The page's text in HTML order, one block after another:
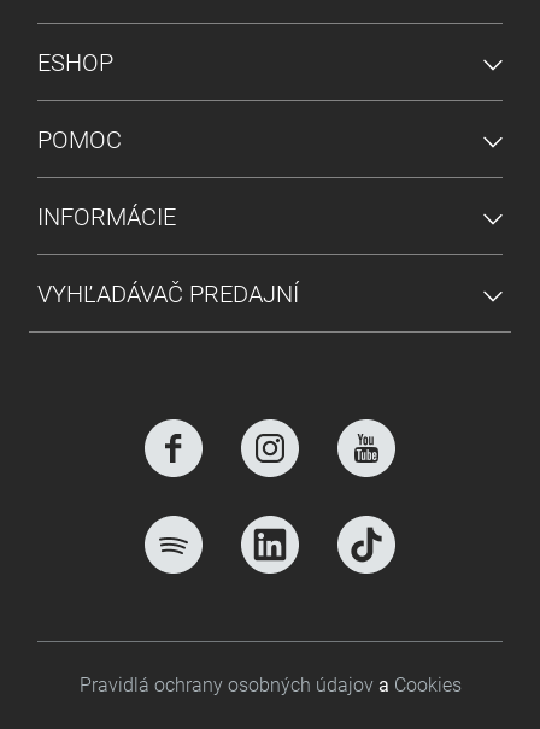
PONUKA V PÄTE
ESHOP
POMOC
INFORMÁCIE
VYHĽADÁVAČ PREDAJNÍ
Footer bottom
Pravidlá ochrany osobných údajov a Cookies